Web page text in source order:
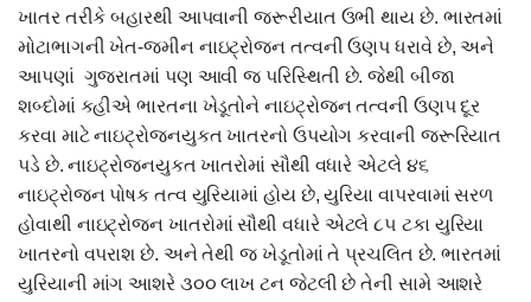
ખાતર તરીકે બહારથી આપવાની જરૂરીયાત ઉભી થાય છે. ભારતમાં
મોટાભાગની ખેત-જમીન નાઇટ્રોજન તત્વની ઉણપ ધરાવે છે, અને
આપણાં ગુજરાતમાં પણ આવી જ પરિસ્થિતી છે. જેથી બીજા
શબ્દોમાં કહીએ ભારતના ખેડૂતોને નાઇટ્રોજન તત્વની ઉણપ દૂર
કરવા માટે નાઇટ્રોજનયુકત ખાતરનો ઉપયોગ કરવાની જરૂરિયાત
પડે છે. નાઇટ્રોજનયુકત ખાતરોમાં સૌથી વધારે એટલે ૪૬
નાઇટ્રોજન પોષક તત્વ યુરિયામાં હોય છે, યુરિયા વાપરવામાં સરળ
હોવાથી નાઇટ્રોજન ખાતરોમાં સૌથી વધારે એટલે ૮૫ ટકા યુરિયા
ખાતરનો વપરાશ છે. અને તેથી જ ખેડૂતોમાં તે પ્રચલિત છે. ભારતમાં
યુરિયાની માંગ આશરે ૩૦૦ લાખ ટન જેટલી છે તેની સામે આશરે